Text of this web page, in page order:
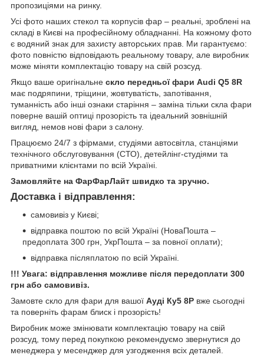
пропозиціями на ринку.
Усі фото наших стекол та корпусів фар – реальні, зроблені на
складі в Києві на професійному обладнанні. На кожному фото
є водяний знак для захисту авторських прав. Ми гарантуємо:
фото повністю відповідають реальному товару, але виробник
може міняти комплектацію товару на свій розсуд.
Якщо ваше оригінальне скло передньої фари Audi Q5 8R
має подряпини, тріщини, жовтуватість, запотівання,
туманність або інші ознаки старіння – заміна тільки скла фари
поверне вашій оптиці прозорість та ідеальний зовнішній
вигляд, немов нові фари з салону.
Працюємо 24/7 з фірмами, студіями автосвітла, станціями
технічного обслуговування (СТО), детейлінг-студіями та
приватними клієнтами по всій Україні.
Замовляйте на ФарФарЛайт швидко та зручно.
Доставка і відправлення:
самовивіз у Києві;
відправка поштою по всій Україні (НоваПошта –
предоплата 300 грн, УкрПошта – за повної оплати);
відправка післяплатою по всій Україні.
!!! Увага: відправлення можливе після передоплати 300
грн або самовивіз.
Замовте скло для фари для вашої Ауді Ку5 8Р вже сьогодні
та поверніть фарам блиск і прозорість!
Виробник може змінювати комплектацію товару на свій
розсуд, тому перед покупкою рекомендуємо звернутися до
менеджера у месенджер для узгодження всіх деталей.